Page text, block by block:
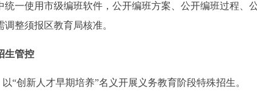
统一使用市级编班软件，公开编班方案、公开编班过程、
整须报区教育局核准。
生管控
“创新人才早期培养”名义开展义务教育阶段特殊招生。